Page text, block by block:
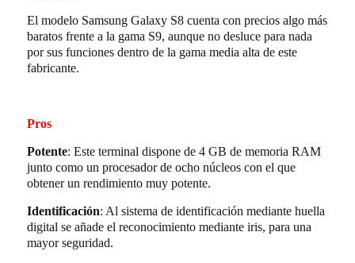
El modelo Samsung Galaxy S8 cuenta con precios algo más
baratos frente a la gama S9, aunque no desluce para nada
por sus funciones dentro de la gama media alta de este
fabricante.
Pros
Potente: Este terminal dispone de 4 GB de memoria RAM
junto como un procesador de ocho núcleos con el que
obtener un rendimiento muy potente.
Identificación: Al sistema de identificación mediante huella
digital se añade el reconocimiento mediante iris, para una
mayor seguridad.